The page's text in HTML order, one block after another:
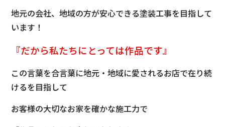
地元の会社、地域の方が安心できる塗装工事を目指して
います！
『だから私たちにとっては作品です』
この言葉を合言葉に地元・地域に愛されるお店で在り続
けるを目指して
お客様の大切なお家を確かな施工力で